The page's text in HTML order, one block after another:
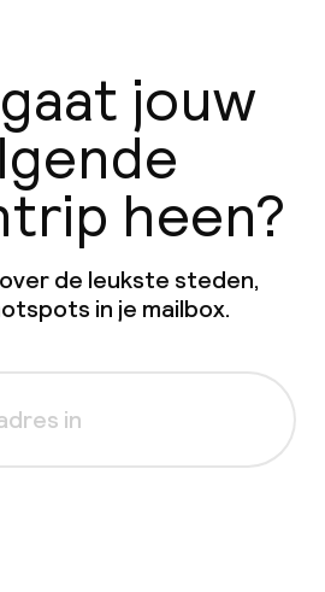
jouw
heen?
de leukste steden,
in je mailbox.